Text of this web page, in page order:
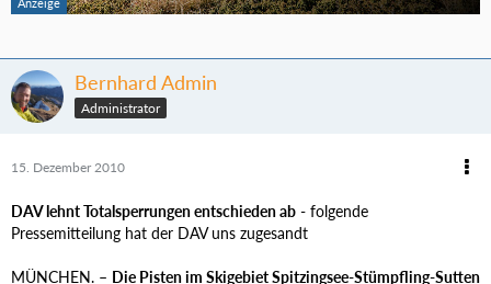
Bernhard Admin
Administrator
15. Dezember 2010
DAV lehnt Totalsperrungen entschieden ab - folgende
Pressemitteilung hat der DAV uns zugesandt
MÜNCHEN. – Die Pisten im Skigebiet Spitzingsee-Stümpfling-Sutten